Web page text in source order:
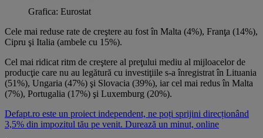
Grafica: Eurostat
Cele mai reduse rate de creştere au fost în Malta (4%), Franţa (14%),
Cipru şi Italia (ambele cu 15%).
Cel mai ridicat ritm de creştere al preţului mediu al mijloacelor de
producţie care nu au legătură cu investiţiile s-a înregistrat în Lituania
(51%), Ungaria (47%) şi Slovacia (39%), iar cel mai redus în Malta
(7%), Portugalia (17%) şi Luxemburg (20%).
Defapt.ro este un proiect independent, ne poți sprijini direcționând
3,5% din impozitul tău pe venit. Durează un minut, online